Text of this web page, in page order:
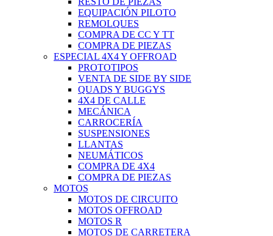
EQUIPACIÓN PILOTO
REMOLQUES
COMPRA DE CC Y TT
COMPRA DE PIEZAS
ESPECIAL 4X4 Y OFFROAD
PROTOTIPOS
VENTA DE SIDE BY SIDE
QUADS Y BUGGYS
4X4 DE CALLE
MECÁNICA
CARROCERÍA
SUSPENSIONES
LLANTAS
NEUMÁTICOS
COMPRA DE 4X4
COMPRA DE PIEZAS
MOTOS
MOTOS DE CIRCUITO
MOTOS OFFROAD
MOTOS R
MOTOS DE CARRETERA